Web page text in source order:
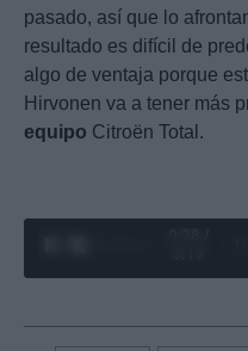
pasado, así que lo
resultado es difícil de
algo de ventaja porque
Hirvonen va a tener más
equipo Citroën Total.